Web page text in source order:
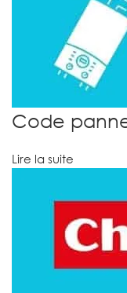
Code
Lire la suite